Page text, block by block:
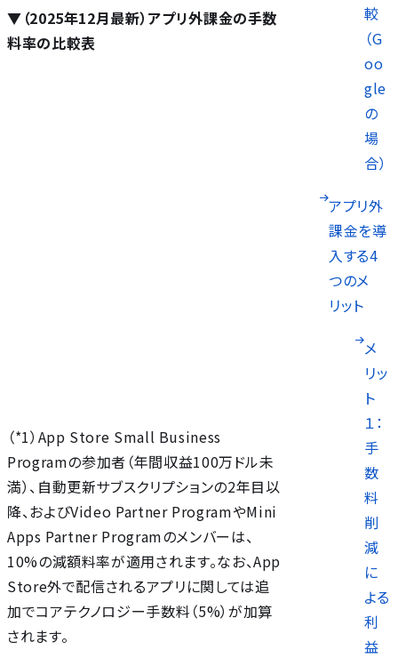
較
（G
oo
gle
の
場
合）
アプリ外
課金を導
入する4
つのメ
リット
メ
リッ
ト
１：
手
数
料
削
減
に
よる
利
益
▼（2025年12月最新）アプリ外課金の手数
料率の比較表
（*1）App Store Small Business
Programの参加者（年間収益100万ドル未
満）、自動更新サブスクリプションの2年目以
降、およびVideo Partner ProgramやMini
Apps Partner Programのメンバーは、
10%の減額料率が適用されます。なお、App
Store外で配信されるアプリに関しては追
加でコアテクノロジー手数料（5%）が加算
されます。